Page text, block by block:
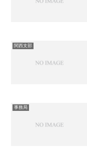
関西支部
事務局